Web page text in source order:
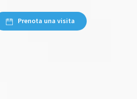
Prenota una visita